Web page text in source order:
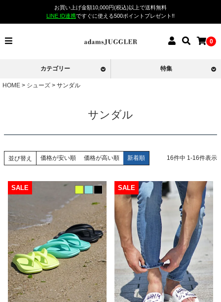
お買い上げ金額10,000円(税込)以上で送料無料
LINE ID連携ですぐに使える500ポイントプレゼント!!
0
カテゴリー 特集
HOME シューズ サンダル
サンダル
並び替え 価格が安い順 価格が高い順 新着順 16件中 1-16件表示